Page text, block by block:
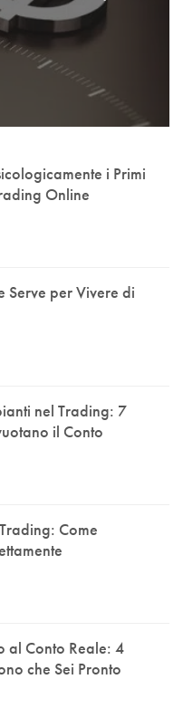
i Primi
Online
Serve per Vivere di
nel Trading: 7
il Conto
Come
al Conto Reale: 4
che Sei Pronto